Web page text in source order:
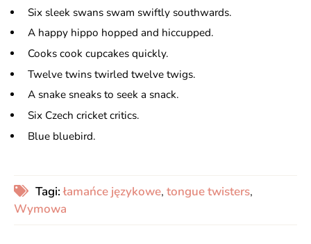
Six sleek swans swam swiftly southwards.
A happy hippo hopped and hiccupped.
Cooks cook cupcakes quickly.
Twelve twins twirled twelve twigs.
A snake sneaks to seek a snack.
Six Czech cricket critics.
Blue bluebird.
Tagi:łamańce językowe, tongue twisters,
Wymowa